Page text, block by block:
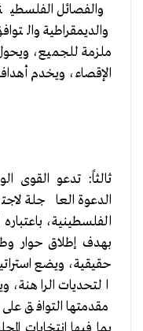
والفصائل
والديمقراطية
ملزمة للجميع،
الإقصاء، ويخدم
ثالثاً: تدعو القوى
الدعوة العاجلة
الفلسطينية،
بهدف إطلاق حوار
حقيقية، ويضع
التحديات الراهنة،
مقدمتها التوافق